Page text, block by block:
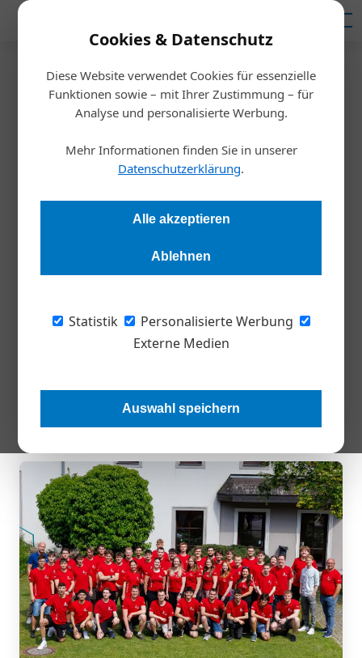
Cookies & Datenschutz
Diese Website verwendet Cookies für essenzielle
Funktionen sowie – mit Ihrer Zustimmung – für
Analyse und personalisierte Werbung.
Mehr Informationen finden Sie in unserer
Datenschutzerklärung.
Alle akzeptieren
Ablehnen
Statistik
Personalisierte Werbung
Externe Medien
Auswahl speichern
Startseite/Meldungen
WorldSkills 2026: Österreich
reist mit größtem Team
Europas nach Shanghai
österreichische Aufgebot fest: 48 junge Fachkräfte aus allen
Bundesländern werden Österreich bei den WorldSkills
Europas und zählt weltweit zu den sieben größten Nationen